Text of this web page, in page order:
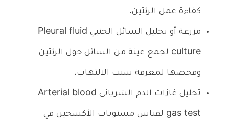
كفاءة عمل الرئتين.
مزرعة أو تحليل السائل الجنبي Pleural fluid
culture لجمع عينة من السائل حول الرئتين
وفحصها لمعرفة سبب الالتهاب.
تحليل غازات الدم الشرياني Arterial blood
gas test لقياس مستويات الأكسجين في